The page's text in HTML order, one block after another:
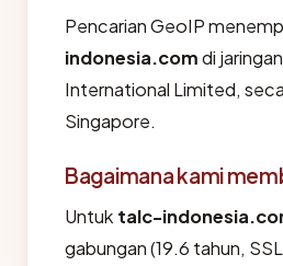
Pencarian GeoIP
indonesia.comdi
International Limited,
Singapore.
Bagaimana kami
Untuk talc-
gabungan (19.6 tahun,